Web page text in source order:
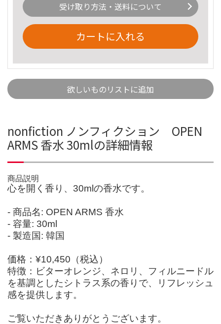
受け取り方法・送料について
カートに入れる
欲しいものリストに追加
nonfiction ノンフィクション OPEN
ARMS 香水 30mlの詳細情報
商品説明
心を開く香り、30mlの香水です。
- 商品名: OPEN ARMS 香水
- 容量: 30ml
- 製造国: 韓国
価格：¥10,450（税込）
特徴：ビターオレンジ、ネロリ、フィルニードル
を基調としたシトラス系の香りで、リフレッシュ
感を提供します。
ご覧いただきありがとうございます。